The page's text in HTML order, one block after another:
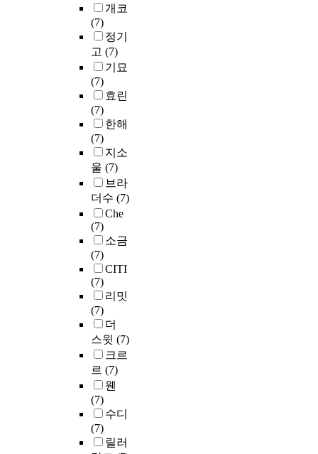
개코
(7)
정기
고 (7)
기묘
(7)
효린
(7)
한해
(7)
지소
울 (7)
브라
더수 (7)
Che
(7)
소금
(7)
CITI
(7)
리밋
(7)
더
스윗 (7)
크르
르 (7)
웬
(7)
수디
(7)
릴러